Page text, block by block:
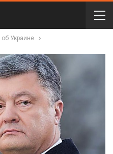
об Украине